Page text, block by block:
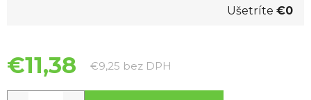
Ušetríte €0
€11,38 €9,25 bez DPH